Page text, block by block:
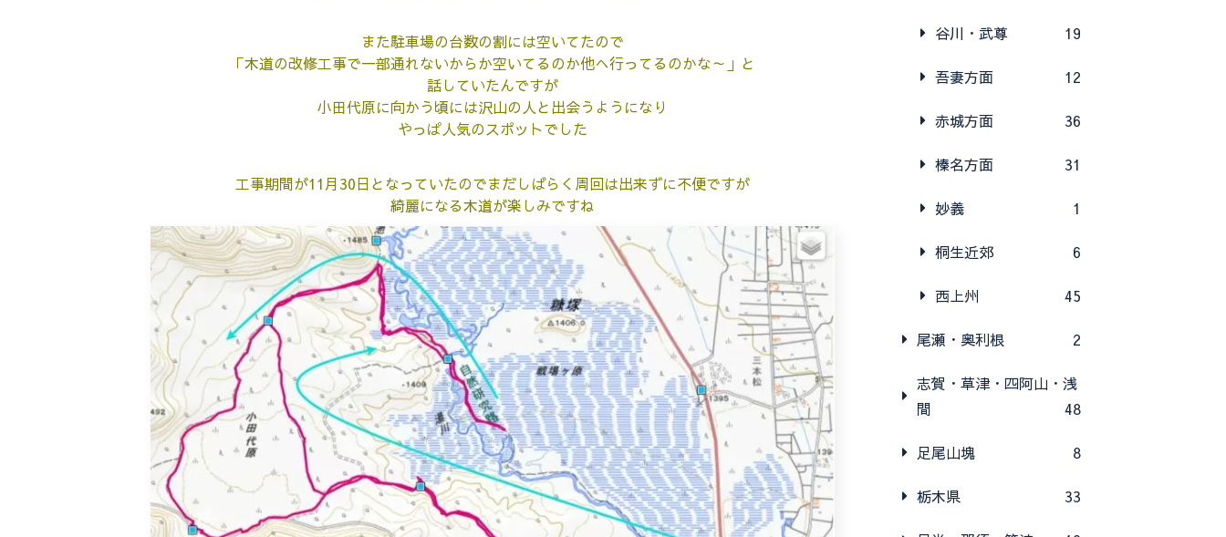
また駐車場の台数の割には空いてたので
「木道の改修工事で一部通れないからか空いてるのか他へ行ってるのかな～」と
話していたんですが
小田代原に向かう頃には沢山の人と出会うようになり
やっぱ人気のスポットでした
工事期間が11月30日となっていたのでまだしばらく周回は出来ずに不便ですが
綺麗になる木道が楽しみですね
谷川・武尊 19
吾妻方面 12
赤城方面 36
榛名方面 31
妙義 1
桐生近郊 6
西上州 45
尾瀬・奥利根 2
志賀・草津・四阿山・浅
間
48
足尾山塊 8
栃木県 33